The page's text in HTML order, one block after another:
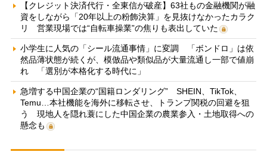
【クレジット決済代行・全東信が破産】63社もの金融機関が融
資をしながら「20年以上の粉飾決算」を見抜けなかったカラク
リ 営業現場では“自転車操業”の焦りも表出していた
小学生に人気の「シール流通事情」に変調 「ボンドロ」は依
然品薄状態が続くが、模倣品や類似品が大量流通し一部で値崩
れ 「選別が本格化する時代に」
急増する中国企業の“国籍ロンダリング” SHEIN、TikTok、
Temu…本社機能を海外に移転させ、トランプ関税の回避を狙
う 現地人を隠れ蓑にした中国企業の農業参入・土地取得への
懸念も